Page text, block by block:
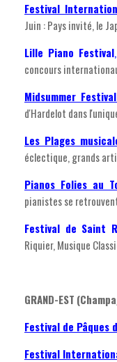
Festival
Juin : Pays invité, le
Lille Piano Festival,
concours
Midsummer
d'Hardelot dans
Les Plages
éclectique, grands
Pianos Folies au
pianistes se
Festival de Saint
Riquier, Musique
GRAND-EST
Festival de Pâques
Festival